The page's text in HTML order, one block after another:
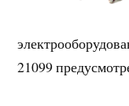
21099